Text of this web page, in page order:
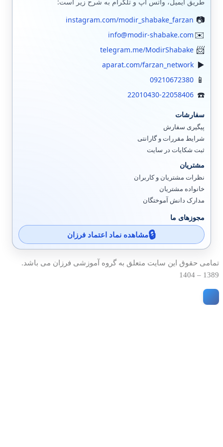
طریق ایمیل، واتس اپ و تلگرام به شرح زیر است:
instagram.com/modir_shabake_farzan
info@modir-shabake.com
telegram.me/ModirShabake
aparat.com/farzan_network
09210672380
22010430-22058406
سفارشات
پیگیری سفارش
شرایط مقررات و گارانتی
ثبت شکایات در سایت
مشتریان
نظرات مشتریان و کاربران
خانواده مشتریان
مدارک دانش آموختگان
مجوزهای ما
مشاهده نماد اعتماد فرزان
تمامی حقوق این سایت متعلق به گروه آموزشی فرزان می باشد.
1389 – 1404